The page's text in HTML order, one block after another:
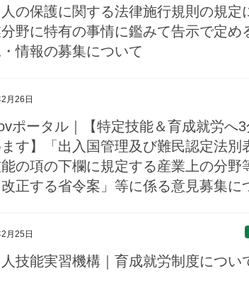
の保護に関する法律施行規則の規定
野に特有の事情に鑑みて告示で定め
情報の募集について
月26日
ポータル｜【特定技能＆育成就労へ
す】「出入国管理及び難民認定法別
の項の下欄に規定する産業上の分野
正する省令案」等に係る意見募集に
月25日
技能実習機構｜育成就労制度につい